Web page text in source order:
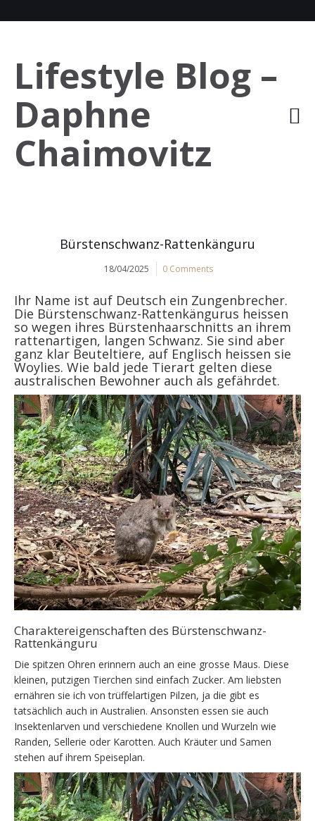
Lifestyle Blog –
Daphne
Chaimovitz
Bürstenschwanz-Rattenkänguru
18/04/2025 0 Comments
Ihr Name ist auf Deutsch ein Zungenbrecher.
Die Bürstenschwanz-Rattenkängurus heissen
so wegen ihres Bürstenhaarschnitts an ihrem
rattenartigen, langen Schwanz. Sie sind aber
ganz klar Beuteltiere, auf Englisch heissen sie
Woylies. Wie bald jede Tierart gelten diese
australischen Bewohner auch als gefährdet.
Charaktereigenschaften des Bürstenschwanz-
Rattenkänguru
Die spitzen Ohren erinnern auch an eine grosse Maus. Diese
kleinen, putzigen Tierchen sind einfach Zucker. Am liebsten
ernähren sie ich von trüffelartigen Pilzen, ja die gibt es
tatsächlich auch in Australien. Ansonsten essen sie auch
Insektenlarven und verschiedene Knollen und Wurzeln wie
Randen, Sellerie oder Karotten. Auch Kräuter und Samen
stehen auf ihrem Speiseplan.